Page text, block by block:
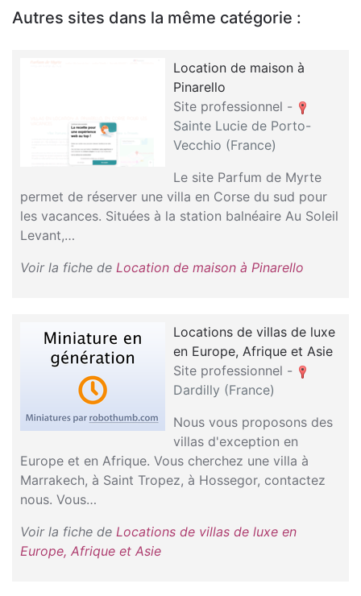
Autres sites dans la même catégorie :
Location de maison à
Pinarello
Site professionnel -
Sainte Lucie de Porto-
Vecchio (France)
Le site Parfum de Myrte
permet de réserver une villa en Corse du sud pour
les vacances. Situées à la station balnéaire Au Soleil
Levant,…
Voir la fiche de Location de maison à Pinarello
Locations de villas de luxe
en Europe, Afrique et Asie
Site professionnel -
Dardilly (France)
Nous vous proposons des
villas d'exception en
Europe et en Afrique. Vous cherchez une villa à
Marrakech, à Saint Tropez, à Hossegor, contactez
nous. Vous…
Voir la fiche de Locations de villas de luxe en
Europe, Afrique et Asie